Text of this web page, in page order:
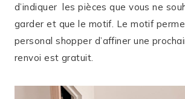
d’indiquer les pièces que vous ne
garder et que le motif. Le motif
personal shopper d’affiner une
renvoi est gratuit.